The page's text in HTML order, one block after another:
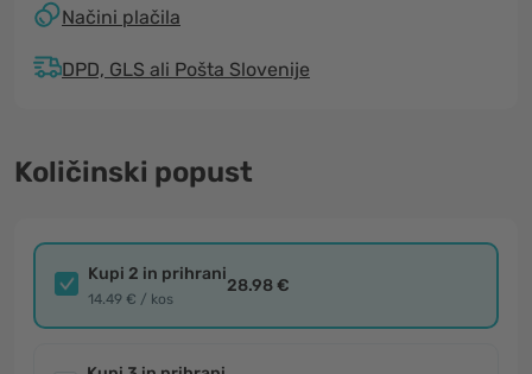
Načini plačila
DPD, GLS ali Pošta Slovenije
Količinski popust
Kupi 2 in prihrani
14.49 € / kos
28.98 €